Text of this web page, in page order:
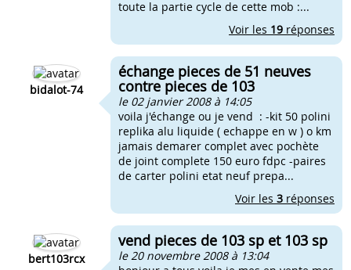
toute la partie cycle de cette mob :...
Voir les 19 réponses
bidalot-74
échange pieces de 51 neuves
contre pieces de 103
le 02 janvier 2008 à 14:05
voila j'échange ou je vend : -kit 50 polini
replika alu liquide ( echappe en w ) o km
jamais demarer complet avec pochète
de joint complete 150 euro fdpc -paires
de carter polini etat neuf prepa...
Voir les 3 réponses
bert103rcx
vend pieces de 103 sp et 103 sp
le 20 novembre 2008 à 13:04